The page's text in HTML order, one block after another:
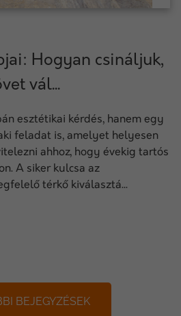
Hogyan csináljuk,
vál...
esztétikai kérdés, hanem egy
feladat is, amelyet helyesen
ahhoz, hogy évekig tartós
A siker kulcsa az
térkő kiválasztá...
BEJEGYZÉSEK